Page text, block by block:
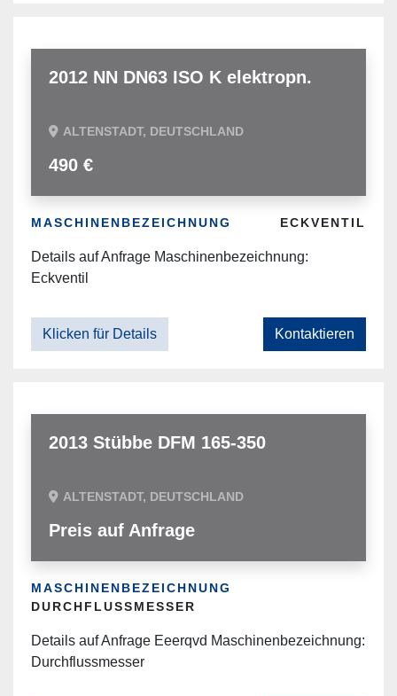
2012 NN DN63 ISO K elektropn.
ALTENSTADT, DEUTSCHLAND
490 €
MASCHINENBEZEICHNUNG ECKVENTIL
Details auf Anfrage Maschinenbezeichnung:
Eckventil
Klicken für Details Kontaktieren
2013 Stübbe DFM 165-350
ALTENSTADT, DEUTSCHLAND
Preis auf Anfrage
MASCHINENBEZEICHNUNG
DURCHFLUSSMESSER
Details auf Anfrage Eeerqvd Maschinenbezeichnung:
Durchflussmesser